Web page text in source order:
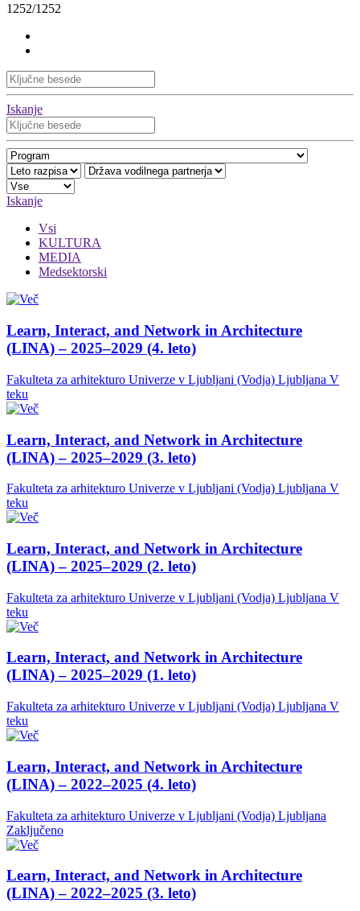
1252/1252
Iskanje
Iskanje
Vsi
KULTURA
MEDIA
Medsektorski
Learn, Interact, and Network in Architecture
(LINA) – 2025–2029 (4. leto)
Fakulteta za arhitekturo Univerze v Ljubljani (Vodja) Ljubljana V
teku
Learn, Interact, and Network in Architecture
(LINA) – 2025–2029 (3. leto)
Fakulteta za arhitekturo Univerze v Ljubljani (Vodja) Ljubljana V
teku
Learn, Interact, and Network in Architecture
(LINA) – 2025–2029 (2. leto)
Fakulteta za arhitekturo Univerze v Ljubljani (Vodja) Ljubljana V
teku
Learn, Interact, and Network in Architecture
(LINA) – 2025–2029 (1. leto)
Fakulteta za arhitekturo Univerze v Ljubljani (Vodja) Ljubljana V
teku
Learn, Interact, and Network in Architecture
(LINA) – 2022–2025 (4. leto)
Fakulteta za arhitekturo Univerze v Ljubljani (Vodja) Ljubljana
Zaključeno
Learn, Interact, and Network in Architecture
(LINA) – 2022–2025 (3. leto)